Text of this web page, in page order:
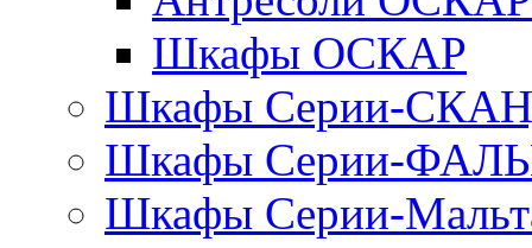
Шкафы ОСКАР
Шкафы Серии-
Шкафы Серии-
Шкафы Серии-